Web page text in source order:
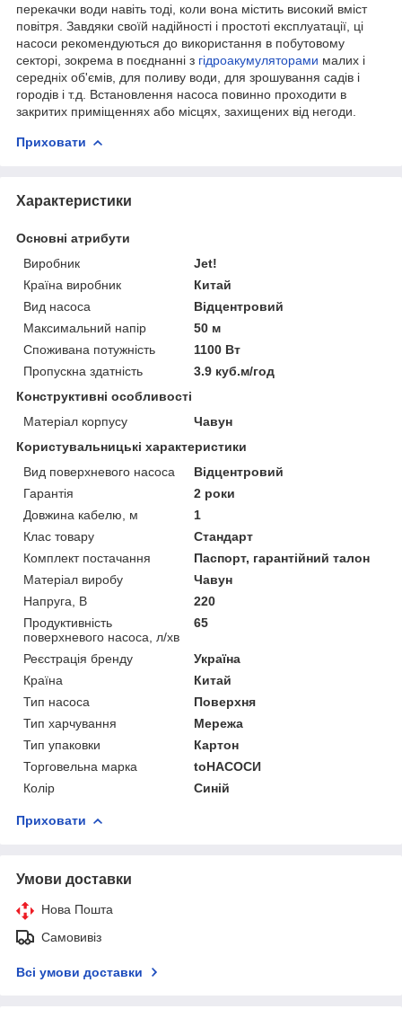
перекачки води навіть тоді, коли вона містить високий вміст
повітря. Завдяки своїй надійності і простоті експлуатації, ці
насоси рекомендуються до використання в побутовому
секторі, зокрема в поєднанні з гідроакумуляторами малих і
середніх об'ємів, для поливу води, для зрошування садів і
городів і т.д. Встановлення насоса повинно проходити в
закритих приміщеннях або місцях, захищених від негоди.
Приховати
Характеристики
Основні атрибути
Виробник
Jet!
Країна виробник
Китай
Вид насоса
Відцентровий
Максимальний напір
50 м
Споживана потужність
1100 Вт
Пропускна здатність
3.9 куб.м/год
Конструктивні особливості
Матеріал корпусу
Чавун
Користувальницькі характеристики
Вид поверхневого насоса
Відцентровий
Гарантія
2 роки
Довжина кабелю, м
1
Клас товару
Стандарт
Комплект постачання
Паспорт, гарантійний талон
Матеріал виробу
Чавун
Напруга, В
220
Продуктивність
поверхневого насоса, л/хв
65
Реєстрація бренду
Україна
Країна
Китай
Тип насоса
Поверхня
Тип харчування
Мережа
Тип упаковки
Картон
Торговельна марка
toНАСОСИ
Колір
Синій
Приховати
Умови доставки
Нова Пошта
Самовивіз
Всі умови доставки